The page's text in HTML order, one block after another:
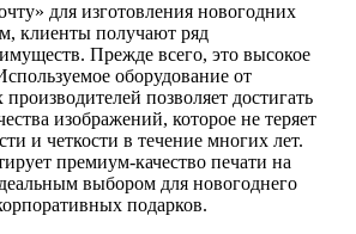
для изготовления новогодних
клиенты получают ряд
Прежде всего, это высокое
оборудование от
позволяет достигать
изображений, которое не теряет
и четкости в течение многих лет.
премиум-качество печати на
выбором для новогоднего
подарков.